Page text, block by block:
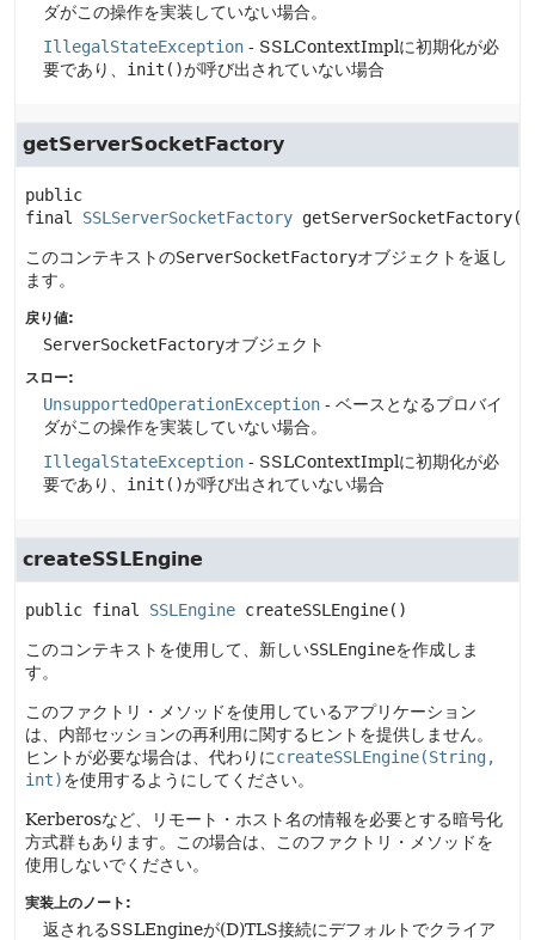
ダがこの操作を実装していない場合。
IllegalStateException - SSLContextImplに初期化が必
要であり、 init()が呼び出されていない場合
getServerSocketFactory
public
final
SSLServerSocketFactory getServerSocketFactory()
このコンテキストのServerSocketFactoryオブジェクトを返し
ます。
戻り値:
ServerSocketFactoryオブジェクト
スロー:
UnsupportedOperationException - ベースとなるプロバイ
ダがこの操作を実装していない場合。
IllegalStateException - SSLContextImplに初期化が必
要であり、 init()が呼び出されていない場合
createSSLEngine
public final SSLEngine createSSLEngine()
このコンテキストを使用して、新しいSSLEngineを作成しま
す。
このファクトリ・メソッドを使用しているアプリケーション
は、内部セッションの再利用に関するヒントを提供しません。
ヒントが必要な場合は、代わりにcreateSSLEngine(String,
int)を使用するようにしてください。
Kerberosなど、リモート・ホスト名の情報を必要とする暗号化
方式群もあります。この場合は、このファクトリ・メソッドを
使用しないでください。
実装上のノート:
返されるSSLEngineが(D)TLS接続にデフォルトでクライア